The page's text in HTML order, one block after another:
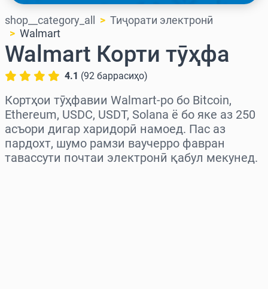
shop__category_all
Тиҷорати электронӣ
Walmart
Walmart Корти тӯҳфа
4.1 (92 баррасиҳо)
Кортҳои тӯҳфавии Walmart-ро бо Bitcoin,
Ethereum, USDC, USDT, Solana ё бо яке аз 250
асъори дигар харидорӣ намоед. Пас аз
пардохт, шумо рамзи ваучерро фавран
тавассути почтаи электронӣ қабул мекунед.